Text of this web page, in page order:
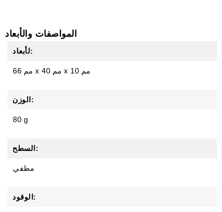
المواصفات والأبعاد
لأبعاد:
66 مم x 40 مم x 10 مم
الوزن:
80 g
السطح:
مطفي
الوقود: